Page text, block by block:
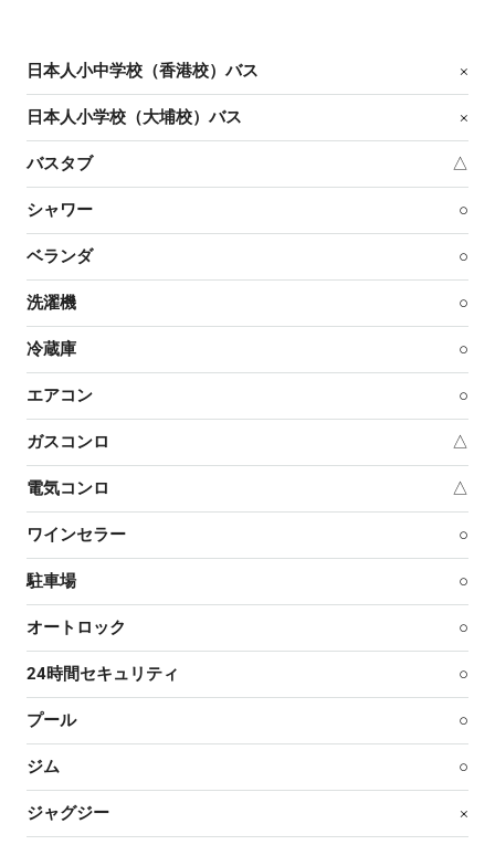
日本人小中学校（香港校）バス ×
日本人小学校（大埔校）バス ×
バスタブ △
シャワー ○
ベランダ ○
洗濯機 ○
冷蔵庫 ○
エアコン ○
ガスコンロ △
電気コンロ △
ワインセラー ○
駐車場 ○
オートロック ○
24時間セキュリティ ○
プール ○
ジム ○
ジャグジー ×